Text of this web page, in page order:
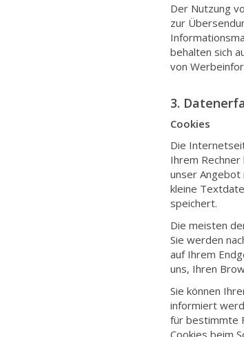
Der Nutzung
zur
behalten sich
von
3.
Cookies
Die
Ihrem Rechner
unser Angebot
kleine
speichert.
Die meisten
Sie werden
auf Ihrem
uns, Ihren
Sie können
informiert
für bestimmte